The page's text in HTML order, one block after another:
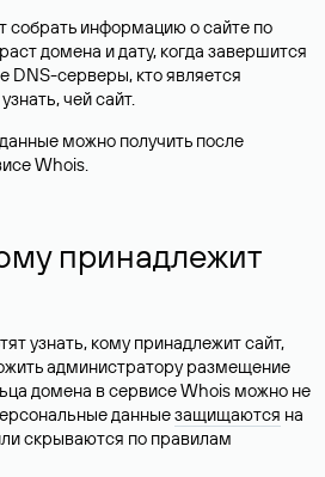
собрать информацию о сайте по
домена и дату, когда завершится
DNS-серверы, кто является
чей сайт.
можно получить после
Whois.
принадлежит
узнать, кому принадлежит сайт,
администратору размещение
домена в сервисе Whois можно не
данныезащищаются на
скрываются по правилам